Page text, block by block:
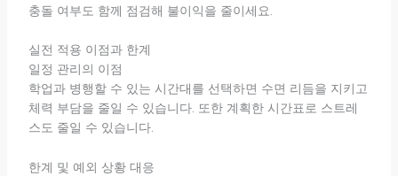
충돌 여부도 함께 점검해 불이익을 줄이세요.
실전 적용 이점과 한계
일정 관리의 이점
학업과 병행할 수 있는 시간대를 선택하면 수면 리듬을 지키고
체력 부담을 줄일 수 있습니다. 또한 계획한 시간표로 스트레
스도 줄일 수 있습니다.
한계 및 예외 상황 대응